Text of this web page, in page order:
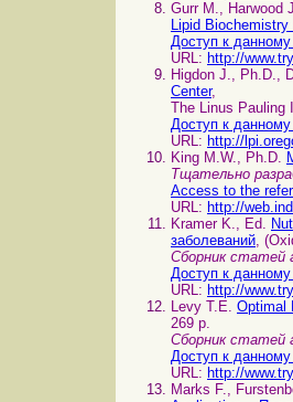
Gurr M., Harwood
Lipid
Доступ к данному
URL: http://
Higdon J., Ph.D.,
Center,
The Linus
Доступ к данному
URL: http://
King M.W., Ph.D.
Тщательно
Access to the
URL: http://
Kramer K., Ed.
заболеваний,
Сборник статей
Доступ к данному
URL: http://
Levy T.E. Optimal
269 p.
Сборник статей
Доступ к данному
URL: http://
Marks F.,